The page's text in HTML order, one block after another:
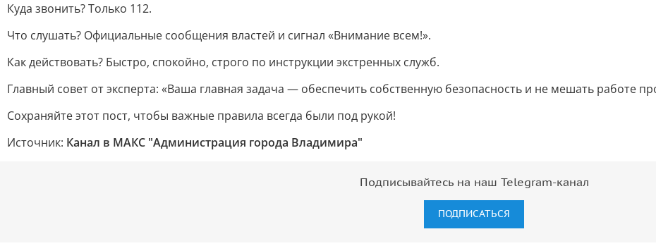
Куда звонить? Только 112.
Что слушать? Официальные сообщения властей и сигнал «Внимание всем!».
Как действовать? Быстро, спокойно, строго по инструкции экстренных служб.
Главный совет от эксперта: «Ваша главная задача — обеспечить собственную безопасность и не мешать работе
Сохраняйте этот пост, чтобы важные правила всегда были под рукой!
Источник: Канал в МАКС "Администрация города Владимира"
Подписывайтесь на наш Telegram-канал
ПОДПИСАТЬСЯ